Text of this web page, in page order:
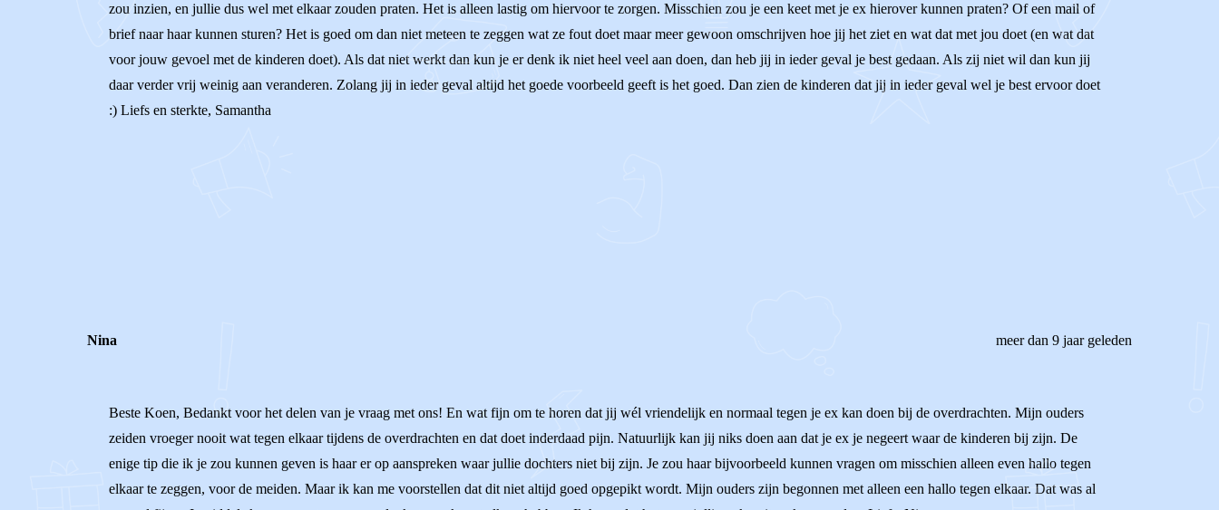
zou inzien, en jullie dus wel met elkaar zouden praten. Het is alleen lastig om hiervoor te zorgen. Misschien zou je een keet met je ex hierover kunnen praten? Of een mail of
brief naar haar kunnen sturen? Het is goed om dan niet meteen te zeggen wat ze fout doet maar meer gewoon omschrijven hoe jij het ziet en wat dat met jou doet (en wat dat
voor jouw gevoel met de kinderen doet). Als dat niet werkt dan kun je er denk ik niet heel veel aan doen, dan heb jij in ieder geval je best gedaan. Als zij niet wil dan kun jij
daar verder vrij weinig aan veranderen. Zolang jij in ieder geval altijd het goede voorbeeld geeft is het goed. Dan zien de kinderen dat jij in ieder geval wel je best ervoor doet
:) Liefs en sterkte, Samantha
Nina meer dan 9 jaar geleden
Beste Koen, Bedankt voor het delen van je vraag met ons! En wat fijn om te horen dat jij wél vriendelijk en normaal tegen je ex kan doen bij de overdrachten. Mijn ouders
zeiden vroeger nooit wat tegen elkaar tijdens de overdrachten en dat doet inderdaad pijn. Natuurlijk kan jij niks doen aan dat je ex je negeert waar de kinderen bij zijn. De
enige tip die ik je zou kunnen geven is haar er op aanspreken waar jullie dochters niet bij zijn. Je zou haar bijvoorbeeld kunnen vragen om misschien alleen even hallo tegen
elkaar te zeggen, voor de meiden. Maar ik kan me voorstellen dat dit niet altijd goed opgepikt wordt. Mijn ouders zijn begonnen met alleen een hallo tegen elkaar. Dat was al